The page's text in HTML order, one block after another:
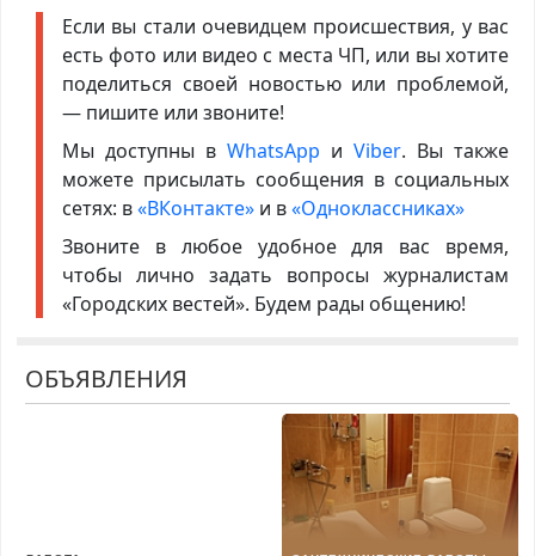
Если вы стали очевидцем происшествия, у вас
есть фото или видео с места ЧП, или вы хотите
поделиться своей новостью или проблемой,
— пишите или звоните!
Мы доступны в WhatsApp иViber. Вы также
можете присылать сообщения в социальных
сетях: в«ВКонтакте»и в«Одноклассниках»
Звоните в любое удобное для вас время,
чтобы лично задать вопросы журналистам
«Городских вестей». Будем рады общению!
ОБЪЯВЛЕНИЯ